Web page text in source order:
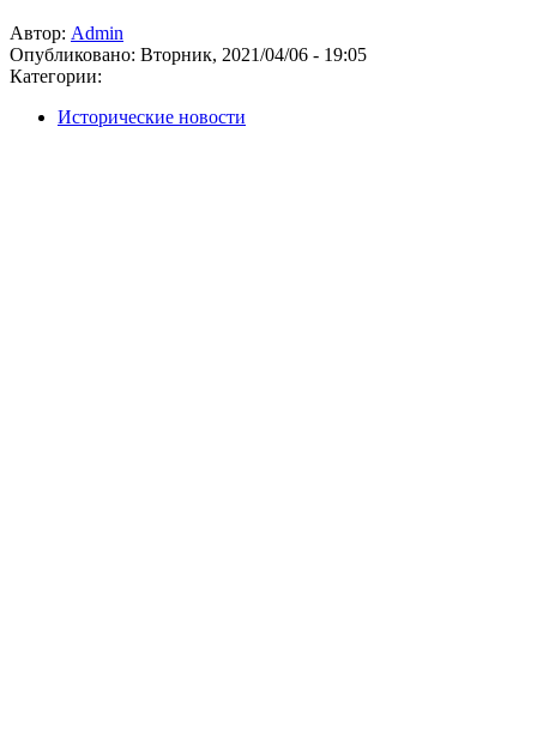
Автор: Admin
Опубликовано: Вторник, 2021/04/06 - 19:05
Категории:
Исторические новости